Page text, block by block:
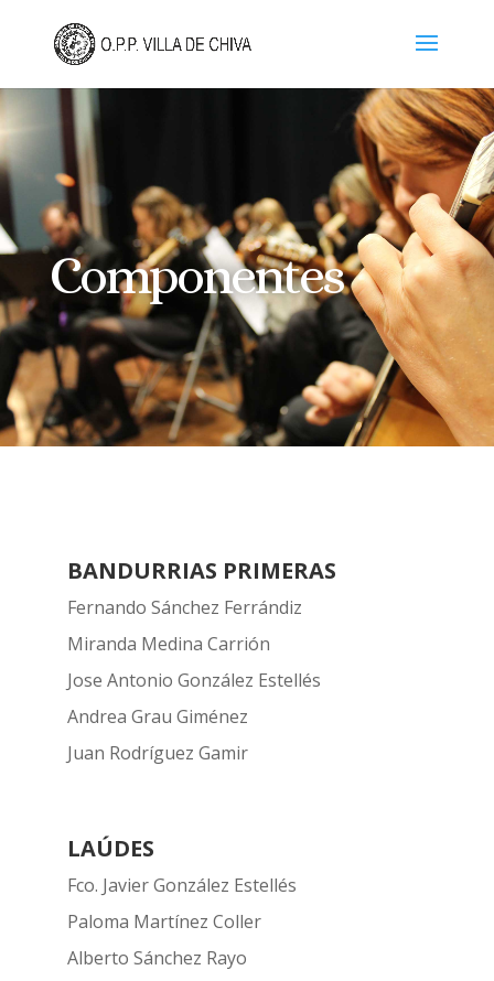
Componentes
BANDURRIAS PRIMERAS
Fernando Sánchez Ferrándiz
Miranda Medina Carrión
Jose Antonio González Estellés
Andrea Grau Giménez
Juan Rodríguez Gamir
LAÚDES
Fco. Javier González Estellés
Paloma Martínez Coller
Alberto Sánchez Rayo